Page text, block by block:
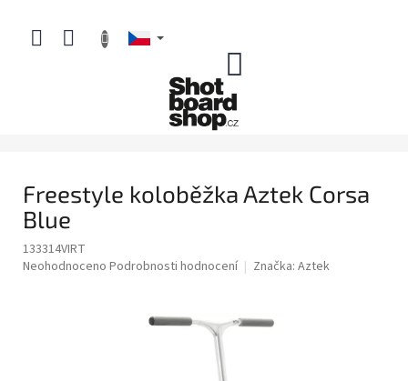
obsah
Freestyle koloběžka Aztek Corsa
Blue
133314VIRT
Průměrné
Neohodnoceno Podrobnosti hodnocení Značka: Aztek